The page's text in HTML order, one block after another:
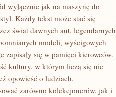
wyłącznie jak na maszynę do
Każdy tekst może stać się
świat dawnych aut, legendarnych
modeli, wyścigowych
zapisały się w pamięci kierowców.
kultury, w którym liczą się nie
opowieść o ludziach.
zarówno kolekcjonerów, jak i